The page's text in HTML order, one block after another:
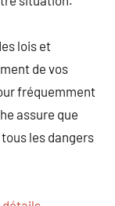
lois et
de vos
fréquemment
assure que
les dangers